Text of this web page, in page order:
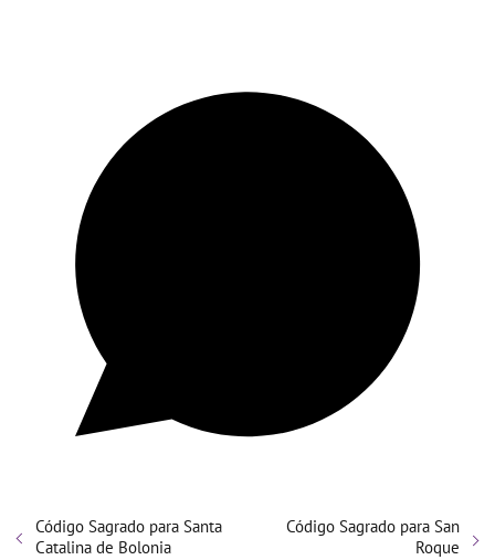
Código Sagrado para Santa
Catalina de Bolonia
Código Sagrado para San
Roque